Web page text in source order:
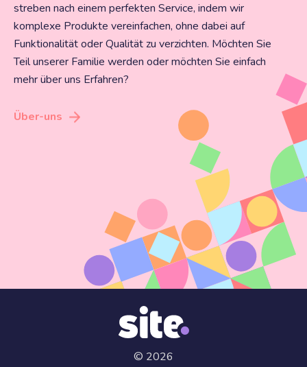
streben nach einem perfekten Service, indem wir
komplexe Produkte vereinfachen, ohne dabei auf
Funktionalität oder Qualität zu verzichten. Möchten Sie
Teil unserer Familie werden oder möchten Sie einfach
mehr über uns Erfahren?
Über-uns
© 2026